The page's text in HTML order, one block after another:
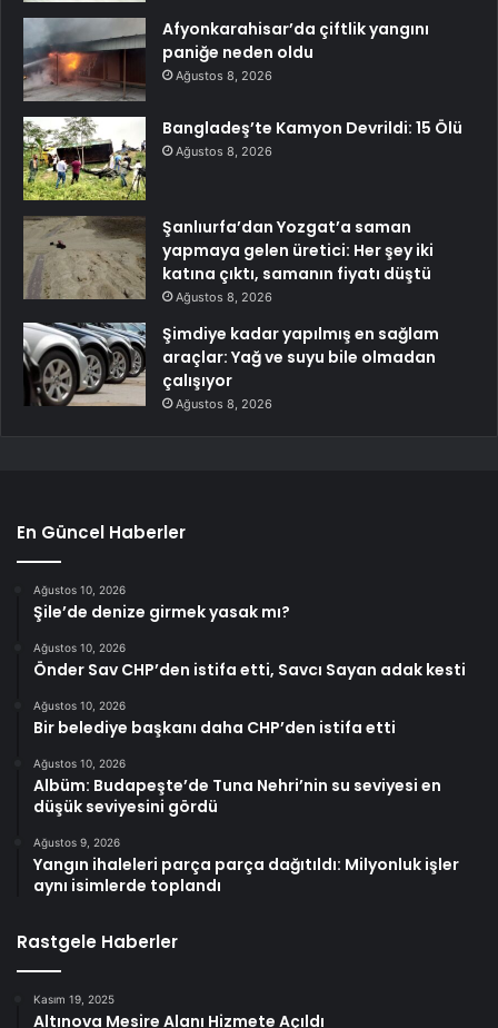
Afyonkarahisar’da çiftlik yangını
paniğe neden oldu
Ağustos 8, 2026
Bangladeş’te Kamyon Devrildi: 15 Ölü
Ağustos 8, 2026
Şanlıurfa’dan Yozgat’a saman
yapmaya gelen üretici: Her şey iki
katına çıktı, samanın fiyatı düştü
Ağustos 8, 2026
Şimdiye kadar yapılmış en sağlam
araçlar: Yağ ve suyu bile olmadan
çalışıyor
Ağustos 8, 2026
En Güncel Haberler
Ağustos 10, 2026
Şile’de denize girmek yasak mı?
Ağustos 10, 2026
Önder Sav CHP’den istifa etti, Savcı Sayan adak kesti
Ağustos 10, 2026
Bir belediye başkanı daha CHP’den istifa etti
Ağustos 10, 2026
Albüm: Budapeşte’de Tuna Nehri’nin su seviyesi en
düşük seviyesini gördü
Ağustos 9, 2026
Yangın ihaleleri parça parça dağıtıldı: Milyonluk işler
aynı isimlerde toplandı
Rastgele Haberler
Kasım 19, 2025
Altınova Mesire Alanı Hizmete Açıldı